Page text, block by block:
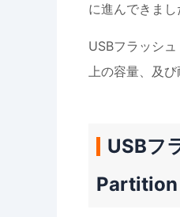
に進んできまし
USBフラッシ
上の容量、及
USBフ